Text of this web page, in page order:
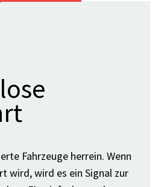
Fahrzeuge herrein. Wenn
wird, wird es ein Signal zur